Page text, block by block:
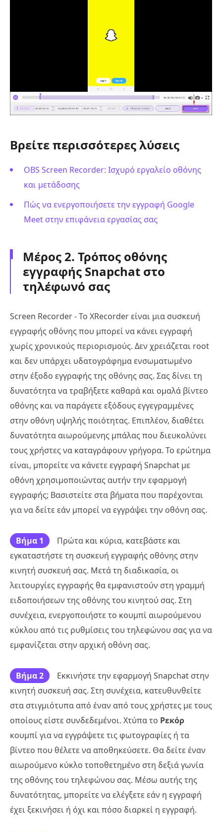
Βρείτε περισσότερες λύσεις
OBS Screen Recorder: Ισχυρό εργαλείο οθόνης
και μετάδοσης
Πώς να ενεργοποιήσετε την εγγραφή Google
Meet στην επιφάνεια εργασίας σας
Μέρος 2. Τρόπος οθόνης
εγγραφής Snapchat στο
τηλέφωνό σας
Screen Recorder - Το XRecorder είναι μια συσκευή
εγγραφής οθόνης που μπορεί να κάνει εγγραφή
χωρίς χρονικούς περιορισμούς. Δεν χρειάζεται root
και δεν υπάρχει υδατογράφημα ενσωματωμένο
στην έξοδο εγγραφής της οθόνης σας. Σας δίνει τη
δυνατότητα να τραβήξετε καθαρά και ομαλά βίντεο
οθόνης και να παράγετε εξόδους εγγεγραμμένες
στην οθόνη υψηλής ποιότητας. Επιπλέον, διαθέτει
δυνατότητα αιωρούμενης μπάλας που διευκολύνει
τους χρήστες να καταγράφουν γρήγορα. Το ερώτημα
είναι, μπορείτε να κάνετε εγγραφή Snapchat με
οθόνη χρησιμοποιώντας αυτήν την εφαρμογή
εγγραφής; Βασιστείτε στα βήματα που παρέχονται
για να δείτε εάν μπορεί να εγγράψει την οθόνη σας.
Βήμα 1
Πρώτα και κύρια, κατεβάστε και
εγκαταστήστε τη συσκευή εγγραφής οθόνης στην
κινητή συσκευή σας. Μετά τη διαδικασία, οι
λειτουργίες εγγραφής θα εμφανιστούν στη γραμμή
ειδοποιήσεων της οθόνης του κινητού σας. Στη
συνέχεια, ενεργοποιήστε το κουμπί αιωρούμενου
κύκλου από τις ρυθμίσεις του τηλεφώνου σας για να
εμφανίζεται στην αρχική οθόνη σας.
Βήμα 2
Εκκινήστε την εφαρμογή Snapchat στην
κινητή συσκευή σας. Στη συνέχεια, κατευθυνθείτε
στα στιγμιότυπα από έναν από τους χρήστες με τους
οποίους είστε συνδεδεμένοι. Χτύπα το Ρεκόρ
κουμπί για να εγγράψετε τις φωτογραφίες ή τα
βίντεο που θέλετε να αποθηκεύσετε. Θα δείτε έναν
αιωρούμενο κύκλο τοποθετημένο στη δεξιά γωνία
της οθόνης του τηλεφώνου σας. Μέσω αυτής της
δυνατότητας, μπορείτε να ελέγξετε εάν η εγγραφή
έχει ξεκινήσει ή όχι και πόσο διαρκεί η εγγραφή.